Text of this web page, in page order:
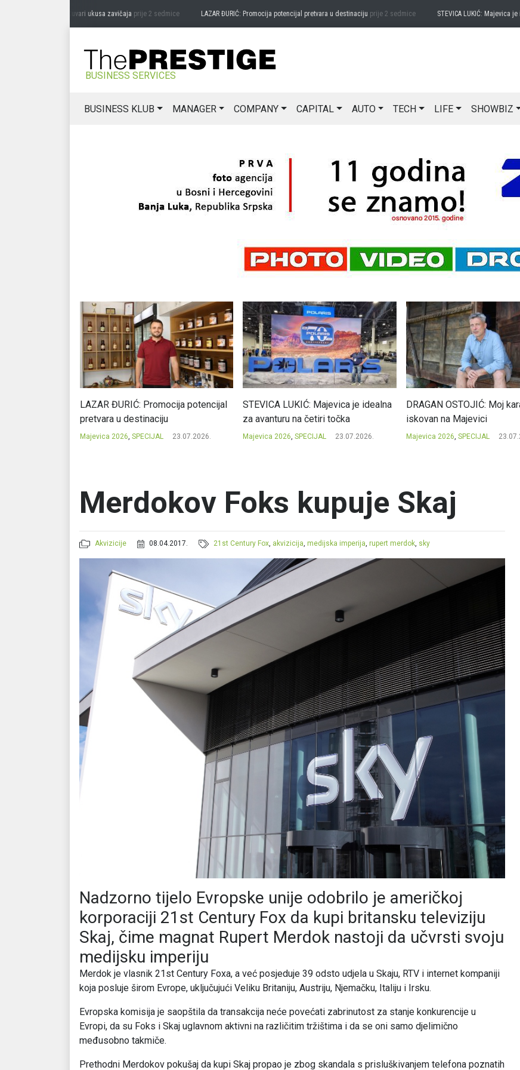
MIĆANOVIĆ: Čuvari ukusa zavičajaprije 2 sedmice LAZAR ĐURIĆ: Promocija potencijal pretvara u destinacijuprije 2 sedmice STEVICA LUKIĆ: Majevica je
BUSINESS SERVICES
BUSINESS KLUB MANAGER COMPANY CAPITAL AUTO TECH LIFE SHOWBIZ
LAZAR ĐURIĆ: Promocija potencijal
pretvara u destinaciju
Majevica 2026, SPECIJAL 23.07.2026.
STEVICA LUKIĆ: Majevica je idealna
za avanturu na četiri točka
Majevica 2026, SPECIJAL 23.07.2026.
DRAGAN OSTOJIĆ: Moj
iskovan na Majevici
Majevica 2026, SPECIJAL
Merdokov Foks kupuje Skaj
Akvizicije 08.04.2017. 21st Century Fox, akvizicija,medijska imperija,rupert merdok, sky
Nadzorno tijelo Evropske unije odobrilo je američkoj
korporaciji 21st Century Fox da kupi britansku televiziju
Skaj, čime magnat Rupert Merdok nastoji da učvrsti svoju
medijsku imperiju
Merdok je vlasnik 21st Century Foxa, a već posjeduje 39 odsto udjela u Skaju, RTV i internet kompaniji
koja posluje širom Evrope, uključujući Veliku Britaniju, Austriju, Njemačku, Italiju i Irsku.
Evropska komisija je saopštila da transakcija neće povećati zabrinutost za stanje konkurencije u
Evropi, da su Foks i Skaj uglavnom aktivni na različitim tržištima i da se oni samo djelimično
međusobno takmiče.
Prethodni Merdokov pokušaj da kupi Skaj propao je zbog skandala s prisluškivanjem telefona poznatih